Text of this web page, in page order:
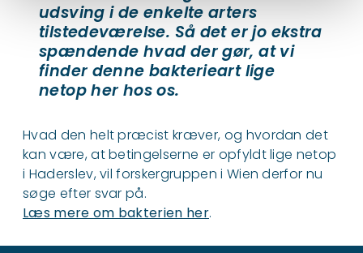
udsving i de enkelte arters
tilstedeværelse. Så det er jo ekstra
spændende hvad der gør, at vi
finder denne bakterieart lige
netop her hos os.
Hvad den helt præcist kræver, og hvordan det
kan være, at betingelserne er opfyldt lige netop
i Haderslev, vil forskergruppen i Wien derfor nu
søge efter svar på.
Læs mere om bakterien her.